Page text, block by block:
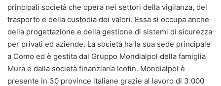
principali società che opera nei settori della vigilanza, del
trasporto e della custodia dei valori. Essa si occupa anche
della progettazione e della gestione di sistemi di sicurezza
per privati ed aziende. La società ha la sua sede principale
a Como ed è gestita dal Gruppo Mondialpol della famiglia
Mura e dalla società finanziaria Icofin. Mondialpol è
presente in 30 province italiane grazie al lavoro di 3.000